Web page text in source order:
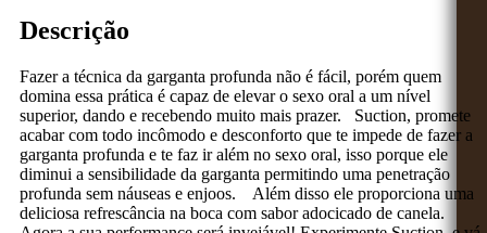
Descrição
Fazer a técnica da garganta profunda não é fácil, porém quem
domina essa prática é capaz de elevar o sexo oral a um nível
superior, dando e recebendo muito mais prazer. Suction, promete
acabar com todo incômodo e desconforto que te impede de fazer a
garganta profunda e te faz ir além no sexo oral, isso porque ele
diminui a sensibilidade da garganta permitindo uma penetração
profunda sem náuseas e enjoos. Além disso ele proporciona uma
deliciosa refrescância na boca com sabor adocicado de canela.